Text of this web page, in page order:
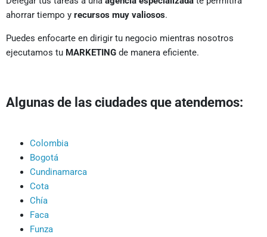
ahorrar tiempo y recursos muy valiosos.
Puedes enfocarte en dirigir tu negocio mientras nosotros
ejecutamos tu MARKETING de manera eficiente.
Algunas de las ciudades que atendemos:
Colombia
Bogotá
Cundinamarca
Cota
Chía
Faca
Funza